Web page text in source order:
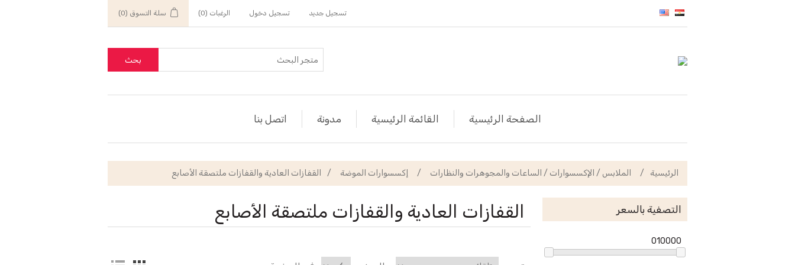
تسجيل جديد تسجيل دخول الرغبات (0) سلة التسوق (0)
بحث
الصفحة الرئيسية القائمة الرئيسية مدونة اتصل بنا
الرئيسية / الملابس / الإكسسوارات / الساعات والمجوهرات والنظارات / إكسسوارات الموضة / القفازات العادية والقفازات ملتصقة الأصابع
التصفية بالسعر
010000
القفازات العادية والقفازات ملتصقة الأصابع